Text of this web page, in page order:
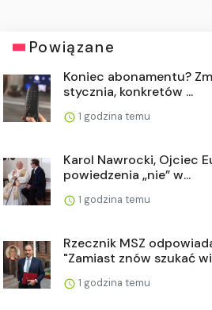
Powiązane
Koniec abonamentu?
stycznia, konkretów ...
1 godzina temu
Karol Nawrocki, Ojciec
powiedzenia „nie” w...
1 godzina temu
Rzecznik MSZ
"Zamiast znów szukać
1 godzina temu